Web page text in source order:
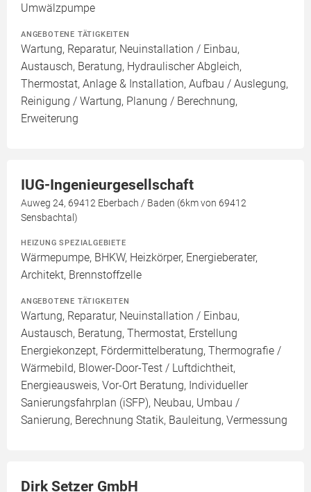
Umwälzpumpe
ANGEBOTENE TÄTIGKEITEN
Wartung, Reparatur, Neuinstallation / Einbau,
Austausch, Beratung, Hydraulischer Abgleich,
Thermostat, Anlage & Installation, Aufbau / Auslegung,
Reinigung / Wartung, Planung / Berechnung,
Erweiterung
IUG-Ingenieurgesellschaft
Auweg 24, 69412 Eberbach / Baden (6km von 69412
Sensbachtal)
HEIZUNG SPEZIALGEBIETE
Wärmepumpe, BHKW, Heizkörper, Energieberater,
Architekt, Brennstoffzelle
ANGEBOTENE TÄTIGKEITEN
Wartung, Reparatur, Neuinstallation / Einbau,
Austausch, Beratung, Thermostat, Erstellung
Energiekonzept, Fördermittelberatung, Thermografie /
Wärmebild, Blower-Door-Test / Luftdichtheit,
Energieausweis, Vor-Ort Beratung, Individueller
Sanierungsfahrplan (iSFP), Neubau, Umbau /
Sanierung, Berechnung Statik, Bauleitung, Vermessung
Dirk Setzer GmbH